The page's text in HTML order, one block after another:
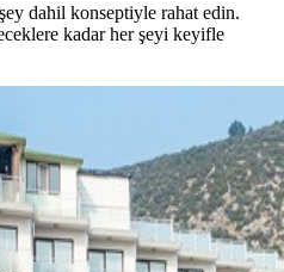
dahil konseptiyle rahat edin.
kadar her şeyi keyifle